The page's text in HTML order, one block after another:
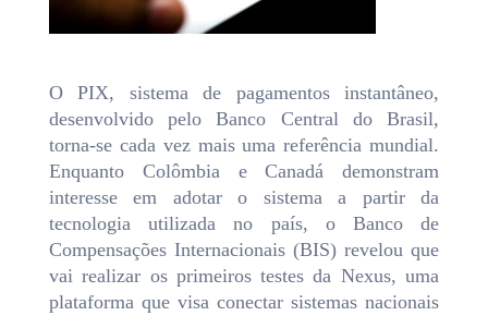
O PIX, sistema de pagamentos instantâneo,
desenvolvido pelo Banco Central do Brasil,
torna-se cada vez mais uma referência mundial.
Enquanto Colômbia e Canadá demonstram
interesse em adotar o sistema a partir da
tecnologia utilizada no país, o Banco de
Compensações Internacionais (BIS) revelou que
vai realizar os primeiros testes da Nexus, uma
plataforma que visa conectar sistemas nacionais